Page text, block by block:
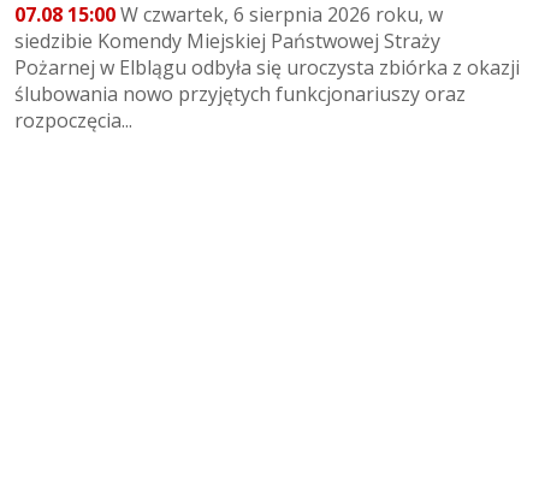
07.08 15:00W czwartek, 6 sierpnia 2026 roku, w
siedzibie Komendy Miejskiej Państwowej Straży
Pożarnej w Elblągu odbyła się uroczysta zbiórka z okazji
ślubowania nowo przyjętych funkcjonariuszy oraz
rozpoczęcia...